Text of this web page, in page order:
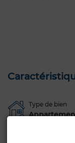
Type de bien